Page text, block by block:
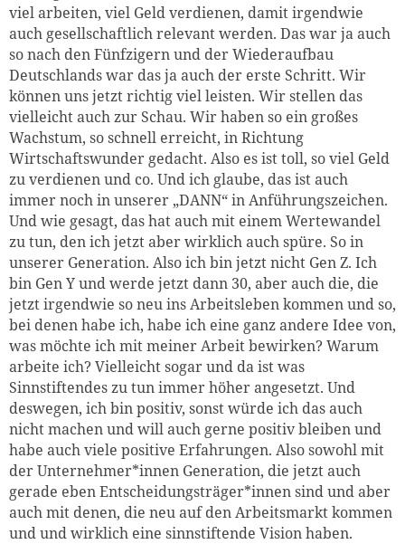
viel arbeiten, viel Geld verdienen, damit irgendwie
auch gesellschaftlich relevant werden. Das war ja auch
so nach den Fünfzigern und der Wiederaufbau
Deutschlands war das ja auch der erste Schritt. Wir
können uns jetzt richtig viel leisten. Wir stellen das
vielleicht auch zur Schau. Wir haben so ein großes
Wachstum, so schnell erreicht, in Richtung
Wirtschaftswunder gedacht. Also es ist toll, so viel Geld
zu verdienen und co. Und ich glaube, das ist auch
immer noch in unserer „DANN“ in Anführungszeichen.
Und wie gesagt, das hat auch mit einem Wertewandel
zu tun, den ich jetzt aber wirklich auch spüre. So in
unserer Generation. Also ich bin jetzt nicht Gen Z. Ich
bin Gen Y und werde jetzt dann 30, aber auch die, die
jetzt irgendwie so neu ins Arbeitsleben kommen und so,
bei denen habe ich, habe ich eine ganz andere Idee von,
was möchte ich mit meiner Arbeit bewirken? Warum
arbeite ich? Vielleicht sogar und da ist was
Sinnstiftendes zu tun immer höher angesetzt. Und
deswegen, ich bin positiv, sonst würde ich das auch
nicht machen und will auch gerne positiv bleiben und
habe auch viele positive Erfahrungen. Also sowohl mit
der Unternehmer*innen Generation, die jetzt auch
gerade eben Entscheidungsträger*innen sind und aber
auch mit denen, die neu auf den Arbeitsmarkt kommen
und und wirklich eine sinnstiftende Vision haben.